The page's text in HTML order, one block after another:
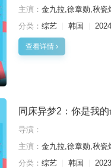
主演： 金九拉,徐章勋,秋瓷
分类： 综艺 韩国 2024
查看详情
同床异梦2：你是我
导演：
主演： 金九拉,徐章勋,秋瓷
分类： 综艺 韩国 2023